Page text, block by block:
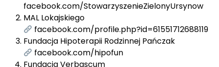
facebook.com/StowarzyszenieZielonyUrsynow
MAL Lokajskiego
facebook.com/profile.php?id=61551712688119
Fundacja Hipoterapii Rodzinnej Pańczak
facebook.com/hipofun
Fundacja Verbascum